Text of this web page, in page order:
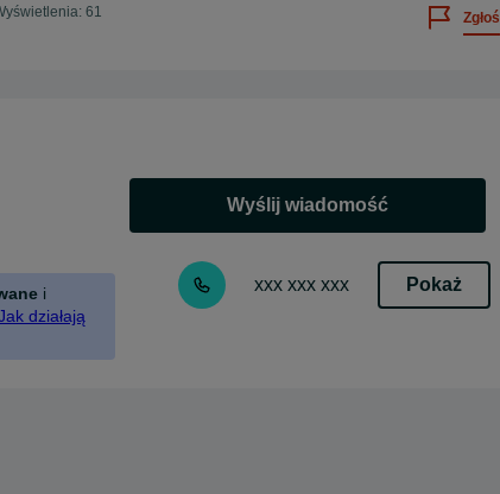
61 Zgłoś
i
działają
Wyślij wiadomość
xxx xxx xxx Pokaż